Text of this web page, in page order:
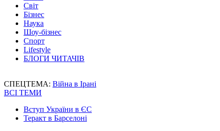
Світ
Бізнес
Наука
Шоу-бізнес
Спорт
Lifestyle
БЛОГИ ЧИТАЧІВ
СПЕЦТЕМА: Війна в Ірані
ВСІ ТЕМИ
Вступ України в ЄС
Теракт в Барселоні